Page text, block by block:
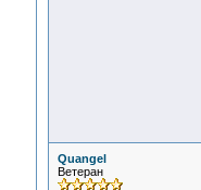
Quangel
Ветеран